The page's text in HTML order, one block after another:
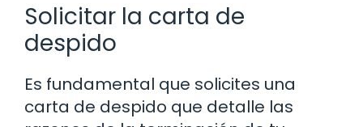
Solicitar la carta de
despido
Es fundamental que solicites una
carta de despido que detalle las